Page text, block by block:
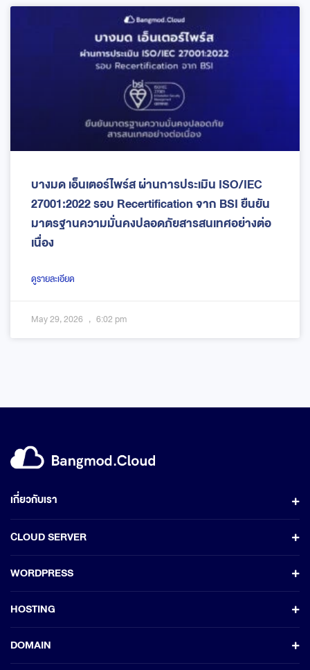
บางมด เอ็นเตอร์ไพร์ส ผ่านการประเมิน ISO/IEC
27001:2022 รอบ Recertification จาก BSI ยืนยัน
มาตรฐานความมั่นคงปลอดภัยสารสนเทศอย่างต่อ
เนื่อง
ดูรายละเอียด
May 29, 2026 6:02 pm
เกี่ยวกับเรา
CLOUD SERVER
WORDPRESS
HOSTING
DOMAIN